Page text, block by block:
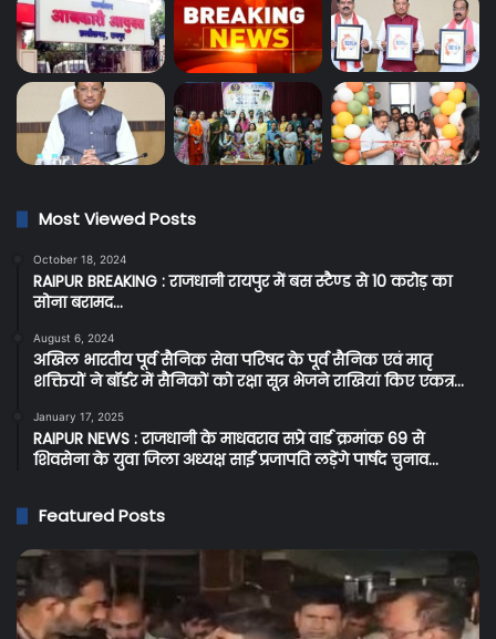
Most Viewed Posts
October 18, 2024
RAIPUR BREAKING : राजधानी रायपुर में बस स्टैण्ड से 10 करोड़ का
सोना बरामद…
August 6, 2024
अखिल भारतीय पूर्व सैनिक सेवा परिषद के पूर्व सैनिक एवं मातृ
शक्तियों ने बॉर्डर में सैनिकों को रक्षा सूत्र भेजने राखियां किए एकत्र…
January 17, 2025
RAIPUR NEWS : राजधानी के माधवराव सप्रे वार्ड क्रमांक 69 से
शिवसेना के युवा जिला अध्यक्ष साईं प्रजापति लड़ेंगे पार्षद चुनाव…
Featured Posts
Raipur
Breaking:
रायपुर
न्यायालय
के